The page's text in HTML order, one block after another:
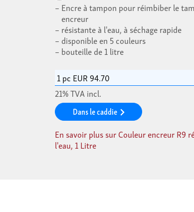
Encre à tampon pour réimbiber le
encreur
résistante à l'eau, à séchage rapide
disponible en 5 couleurs
bouteille de 1 litre
21% TVA incl.
Dans le caddie
En savoir plus sur Couleur encreur R9
l'eau, 1 Litre